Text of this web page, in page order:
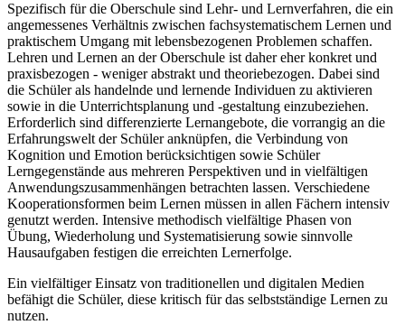
Spezifisch für die Oberschule sind Lehr- und Lernverfahren, die ein
angemessenes Verhältnis zwischen fachsystematischem Lernen und
praktischem Umgang mit lebensbezogenen Problemen schaffen.
Lehren und Lernen an der Oberschule ist daher eher konkret und
praxisbezogen - weniger abstrakt und theoriebezogen. Dabei sind
die Schüler als handelnde und lernende Individuen zu aktivieren
sowie in die Unterrichtsplanung und -gestaltung einzubeziehen.
Erforderlich sind differenzierte Lernangebote, die vorrangig an die
Erfahrungswelt der Schüler anknüpfen, die Verbindung von
Kognition und Emotion berücksichtigen sowie Schüler
Lerngegenstände aus mehreren Perspektiven und in vielfältigen
Anwendungszusammenhängen betrachten lassen. Verschiedene
Kooperationsformen beim Lernen müssen in allen Fächern intensiv
genutzt werden. Intensive methodisch vielfältige Phasen von
Übung, Wiederholung und Systematisierung sowie sinnvolle
Hausaufgaben festigen die erreichten Lernerfolge.
Ein vielfältiger Einsatz von traditionellen und digitalen Medien
befähigt die Schüler, diese kritisch für das selbstständige Lernen zu
nutzen.